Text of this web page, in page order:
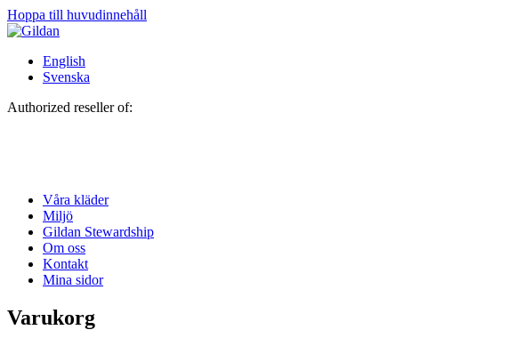
Hoppa till huvudinnehåll
English
Svenska
Authorized reseller of:
Våra kläder
Miljö
Gildan Stewardship
Om oss
Kontakt
Mina sidor
Varukorg